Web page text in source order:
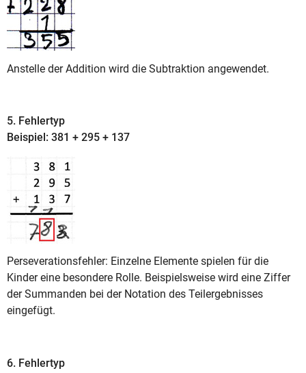
Anstelle der Addition wird die Subtraktion angewendet.
5. Fehlertyp
Beispiel: 381 + 295 + 137
Perseverationsfehler: Einzelne Elemente spielen für die
Kinder eine besondere Rolle. Beispielsweise wird eine Ziffer
der Summanden bei der Notation des Teilergebnisses
eingefügt.
6. Fehlertyp